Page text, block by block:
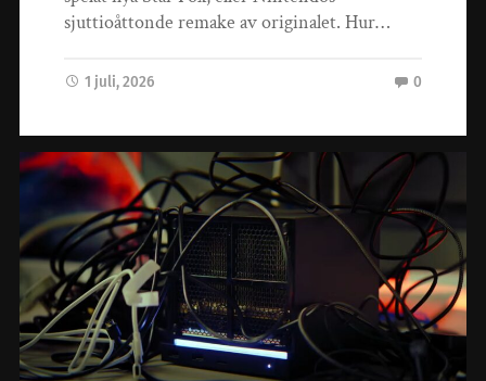
sjuttioåttonde remake av originalet. Hur…
1 juli, 2026 0